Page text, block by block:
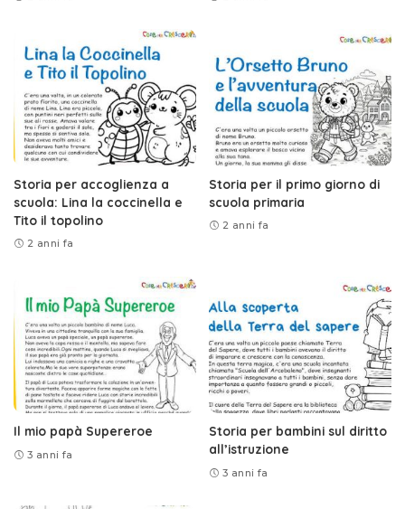
Storia per accoglienza a
scuola: Lina la coccinella e
Tito il topolino
2 anni fa
Storia per il primo giorno di
scuola primaria
2 anni fa
Il mio papà Supereroe
3 anni fa
Storia per bambini sul diritto
all’istruzione
3 anni fa